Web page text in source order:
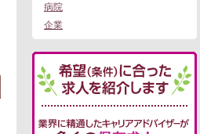
この求人にフォームで問い合わせる
病院
企業